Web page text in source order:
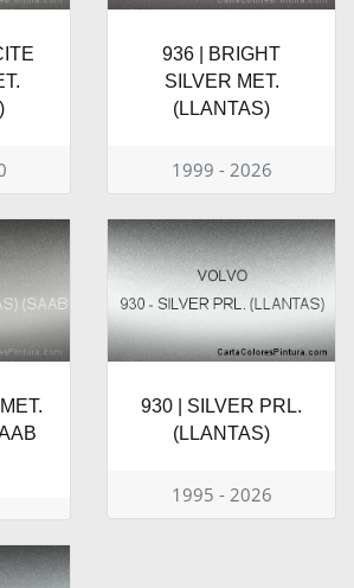
936 | BRIGHT
SILVER MET.
(LLANTAS)
1999 - 2026
930 | SILVER PRL.
(LLANTAS)
1995 - 2026